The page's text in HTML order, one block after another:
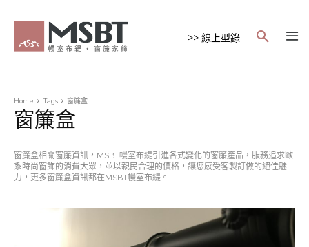
>> 線上型錄
Home Tags 窗簾盒
窗簾盒
窗簾盒相關窗簾資訊，MSBT幔室布緹引進各式變化的窗簾產品，服務追求歐
系時尚窗飾的消費大眾，並以親民合理的價格，讓您感受客製訂做的絕佳魅
力，更多窗簾盒資訊都在MSBT幔室布緹。